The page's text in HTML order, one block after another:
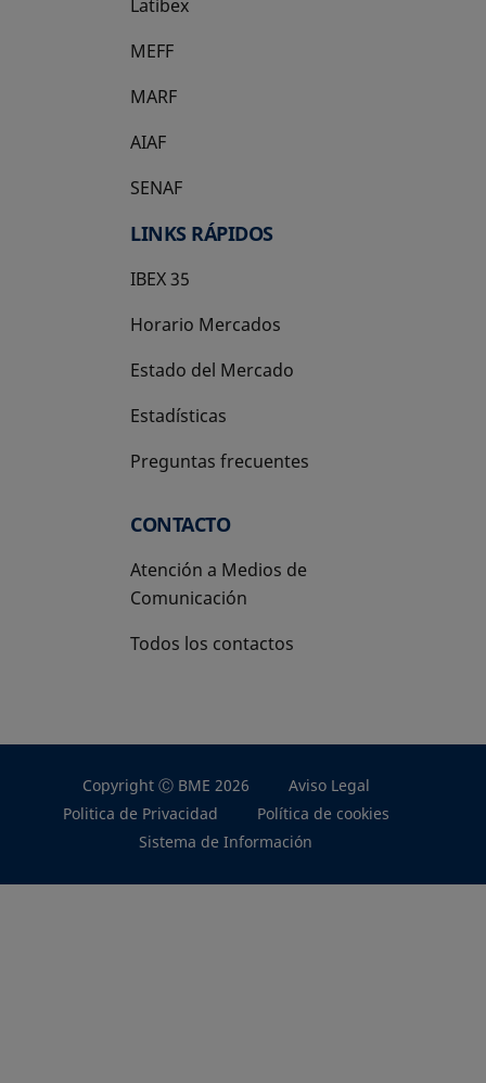
Latibex
se abre en una pestaña nueva
MEFF
se abre en una pestaña nueva
MARF
AIAF
SENAF
LINKS RÁPIDOS
IBEX 35
Horario Mercados
Estado del Mercado
Estadísticas
Preguntas frecuentes
CONTACTO
Atención a Medios de
Comunicación
Todos los contactos
Copyright Ⓒ BME 2026
Aviso Legal
Politica de Privacidad
Política de cookies
Sistema de Información